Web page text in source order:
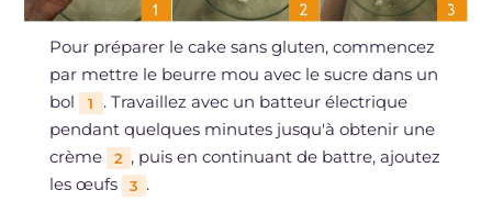
Pour préparer le cake sans gluten, commencez
par mettre le beurre mou avec le sucre dans un
bol
1
. Travaillez avec un batteur électrique
pendant quelques minutes jusqu'à obtenir une
crème
2 , puis en continuant de battre, ajoutez
les œufs
3 .